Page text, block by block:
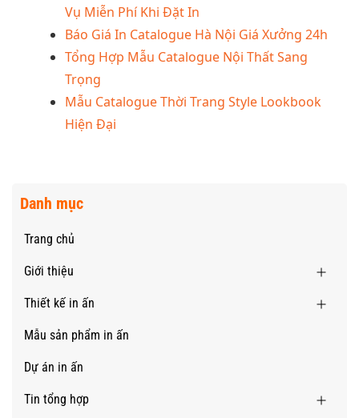
Vụ Miễn Phí Khi Đặt In
Báo Giá In Catalogue Hà Nội Giá Xưởng 24h
Tổng Hợp Mẫu Catalogue Nội Thất Sang
Trọng
Mẫu Catalogue Thời Trang Style Lookbook
Hiện Đại
Danh mục
Trang chủ
Giới thiệu
Thiết kế in ấn
Mẫu sản phẩm in ấn
Dự án in ấn
Tin tổng hợp